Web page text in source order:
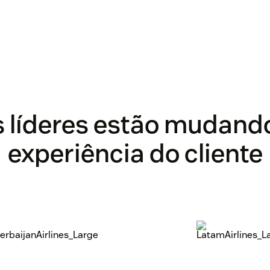
líderes estão
experiência do cliente